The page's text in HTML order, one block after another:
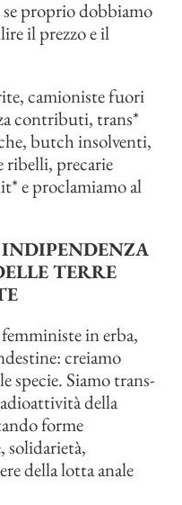
se proprio dobbiamo
il prezzo e il
camioniste fuori
contributi, trans*
butch insolventi,
ribelli, precarie
e proclamiamo al
TERRE
in erba,
creiamo
specie. Siamo trans-
della
forme
solidarietà,
della lotta anale